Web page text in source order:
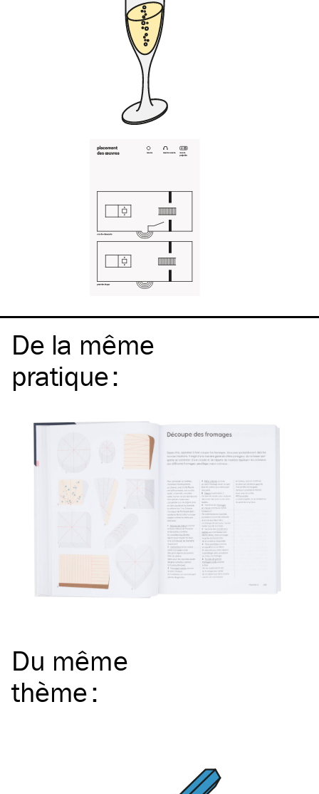
De la même
pratique:
Du même
thème: